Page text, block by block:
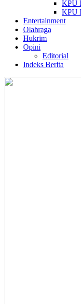
KPU
KPU
Entertainment
Olahraga
Hukrim
Opini
Editorial
Indeks Berita